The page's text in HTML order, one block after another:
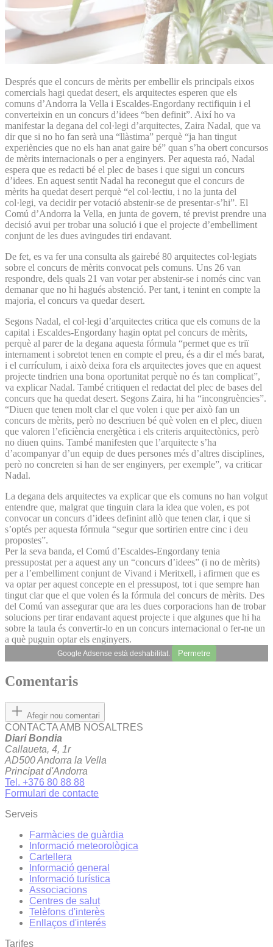
Després que el concurs de mèrits per embellir els principals eixos
comercials hagi quedat desert, els arquitectes esperen que els
comuns d’Andorra la Vella i Escaldes-Engordany rectifiquin i el
converteixin en un concurs d’idees “ben definit”. Així ho va
manifestar la degana del col·legi d’arquitectes, Zaira Nadal, que va
dir que si no ho fan serà una “llàstima” perquè “ja han tingut
experiències que no els han anat gaire bé” quan s’ha obert concursos
de mèrits internacionals o per a enginyers. Per aquesta raó, Nadal
espera que es redacti bé el plec de bases i que sigui un concurs
d’idees. En aquest sentit Nadal ha reconegut que el concurs de
mèrits ha quedat desert perquè “el col·lectiu, i no la junta del
col·legi, va decidir per votació abstenir-se de presentar-s’hi”. El
Comú d’Andorra la Vella, en junta de govern, té previst prendre una
decisió avui per trobar una solució i que el projecte d’embelliment
conjunt de les dues avingudes tiri endavant.
De fet, es va fer una consulta als gairebé 80 arquitectes col·legiats
sobre el concurs de mèrits convocat pels comuns. Uns 26 van
respondre, dels quals 21 van votar per abstenir-se i només cinc van
demanar que no hi ha­gués abstenció. Per tant, i tenint en compte la
majoria, el concurs va quedar desert.
Segons Nadal, el col·legi d’arquitectes critica que els comuns de la
capital i Escaldes-Engordany hagin optat pel concurs de mèrits,
perquè al parer de la degana aquesta fórmula “permet que es triï
internament i sobretot tenen en compte el preu, és a dir el més barat,
i el currículum, i això deixa fora els arquitectes joves que en aquest
projecte tindrien una bona oportunitat perquè no és tan complicat”,
va explicar Nadal. També critiquen el redactat del plec de bases del
concurs que ha quedat desert. Segons Zaira, hi ha “incongruències”.
“Diuen que tenen molt clar el que volen i que per això fan un
concurs de mèrits, però no descriuen bé què volen en el plec, diuen
que valoren l’eficiència energètica i els criteris arquitectònics, però
no diuen quins. També manifesten que l’arquitecte s’ha
d’acompanyar d’un equip de dues persones més d’altres disciplines,
però no concreten si han de ser enginyers, per exemple”, va criticar
Nadal.
La degana dels arquitectes va explicar que els comuns no han volgut
entendre que, malgrat que tinguin clara la idea que volen, es pot
convocar un concurs d’idees definint allò que tenen clar, i que si
s’optés per aquesta fórmula “segur que sortirien entre cinc i deu
propostes”.
Per la seva banda, el Comú d’Escaldes-Engordany tenia
pressupostat per a aquest any un “concurs d’idees” (i no de mèrits)
per a l’embelliment conjunt de Vivand i Meritxell, i afirmen que es
va optar per aquest concepte en el pressupost, tot i que sempre han
tingut clar que el que volen és la fórmula del concurs de mèrits. Des
del Comú van assegurar que ara les dues corporacions han de trobar
solucions per tirar endavant aquest projecte i que algunes que hi ha
sobre la taula és convertir-lo en un concurs internacional o fer-ne un
a què puguin optar els enginyers.
Google Adsense està deshabilitat. Permetre
Comentaris
Afegir nou comentari
CONTACTA AMB NOSALTRES
Diari Bondia
Callaueta, 4, 1r
AD500 Andorra la Vella
Principat d'Andorra
Tel. +376 80 88 88
Formulari de contacte
Serveis
Farmàcies de guàrdia
Informació meteorològica
Cartellera
Informació general
Informació turística
Associacions
Centres de salut
Telèfons d'interès
Enllaços d'interés
Tarifes